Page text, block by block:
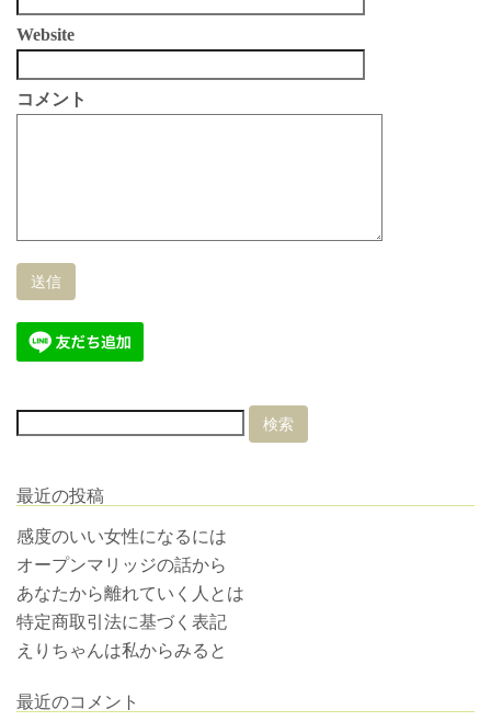
Website
コメント
最近の投稿
感度のいい女性になるには
オープンマリッジの話から
あなたから離れていく人とは
特定商取引法に基づく表記
えりちゃんは私からみると
最近のコメント